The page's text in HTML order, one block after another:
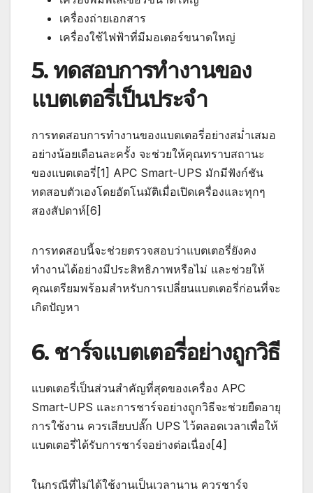
เครื่องถ่ายเอกสาร
เครื่องใช้ไฟฟ้าที่มีมอเตอร์ขนาดใหญ่
5. ทดสอบการทำงานของ
แบตเตอรี่เป็นประจำ
การทดสอบการทำงานของแบตเตอรี่อย่างสม่ำเสมอ
อย่างน้อยเดือนละครั้ง จะช่วยให้คุณทราบสถานะ
ของแบตเตอรี่[1] APC Smart-UPS มักมีฟังก์ชัน
ทดสอบตัวเองโดยอัตโนมัติเมื่อเปิดเครื่องและทุกๆ
สองสัปดาห์[6]
การทดสอบนี้จะช่วยตรวจสอบว่าแบตเตอรี่ยังคง
ทำงานได้อย่างมีประสิทธิภาพหรือไม่ และช่วยให้
คุณเตรียมพร้อมสำหรับการเปลี่ยนแบตเตอรี่ก่อนที่จะ
เกิดปัญหา
6. ชาร์จแบตเตอรี่อย่างถูกวิธี
แบตเตอรี่เป็นส่วนสำคัญที่สุดของเครื่อง APC
Smart-UPS และการชาร์จอย่างถูกวิธีจะช่วยยืดอายุ
การใช้งาน ควรเสียบปลั๊ก UPS ไว้ตลอดเวลาเพื่อให้
แบตเตอรี่ได้รับการชาร์จอย่างต่อเนื่อง[4]
ในกรณีที่ไม่ได้ใช้งานเป็นเวลานาน ควรชาร์จ